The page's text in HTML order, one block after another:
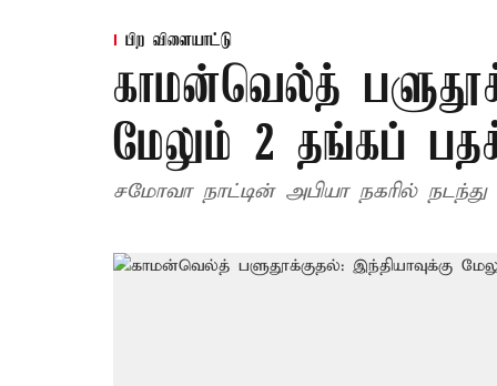
பிற விளையாட்டு
காமன்வெல்த்
மேலும் 2 தங்கப்
சமோவா நாட்டின் அபியா நகரில் நடந்து